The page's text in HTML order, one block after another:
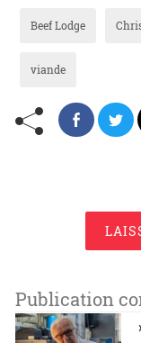
Beef Lodge
viande
Publication